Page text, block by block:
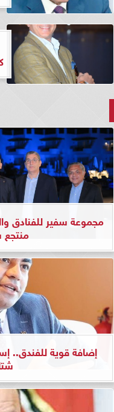
مجموعة سفير للفنادق
إضافة قوية للفندق..